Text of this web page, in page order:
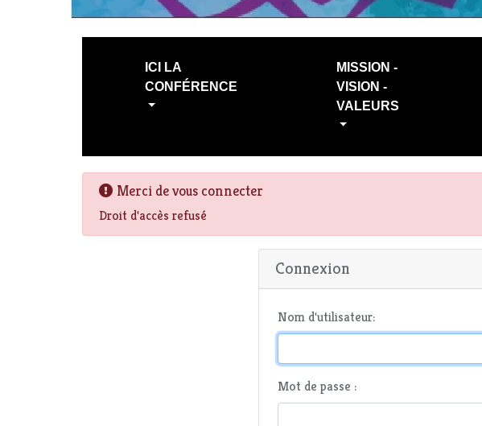
ICI LA
CONFÉRENCE
MISSION -
VISION -
VALEURS
Merci de vous connecter
Droit d'accès refusé
Connexion
Nom d'utilisateur:
Mot de passe :